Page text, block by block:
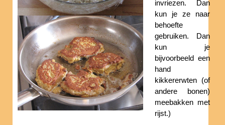
invriezen. Dan
kun je ze naar
behoefte
gebruiken. Dan
kun je
bijvoorbeeld een
hand
kikkererwten (of
andere bonen)
meebakken met
rijst.)